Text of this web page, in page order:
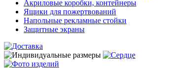
Акриловые коробки, контейнеры
Ящики для пожертвований
Напольные рекламные стойки
Защитные экраны